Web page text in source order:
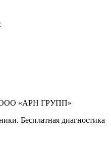
ООО «АРН ГРУПП»
Бесплатная диагностика